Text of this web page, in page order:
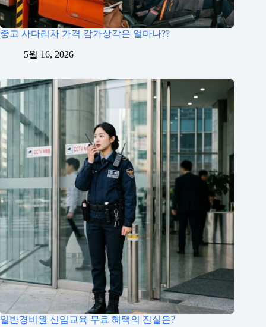
중고 사다리차 가격 감가상각은 얼마나??
5월 16, 2026
일반경비원 신임교육 무료 혜택의 진실은?